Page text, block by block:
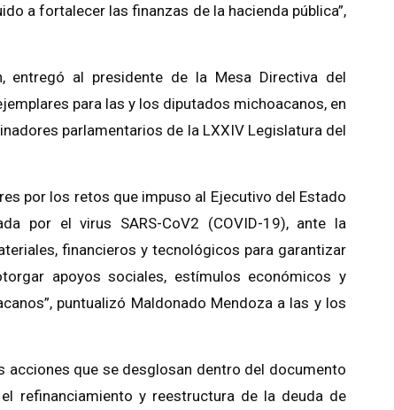
a fortalecer las finanzas de la hacienda pública”,
entregó al presidente de la Mesa Directiva del
para las y los diputados michoacanos, en
parlamentarios de la LXXIV Legislatura del
por los retos que impuso al Ejecutivo del Estado
por el virus SARS-CoV2 (COVID-19), ante la
financieros y tecnológicos para garantizar
apoyos sociales, estímulos económicos y
puntualizó Maldonado Mendoza a las y los
acciones que se desglosan dentro del documento
refinanciamiento y reestructura de la deuda de